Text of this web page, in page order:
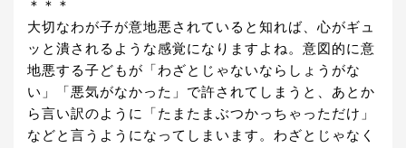
＊＊＊
大切なわが子が意地悪されていると知れば、心がギュ
ッと潰されるような感覚になりますよね。意図的に意
地悪する子どもが「わざとじゃないならしょうがな
い」「悪気がなかった」で許されてしまうと、あとか
ら言い訳のように「たまたまぶつかっちゃっただけ」
などと言うようになってしまいます。わざとじゃなく